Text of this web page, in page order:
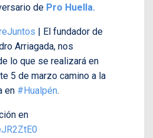
de Pro Huella.
| El fundador de
Arriagada, nos
lo que se realizará en
5 de marzo camino a la
en #Hualpén.
en